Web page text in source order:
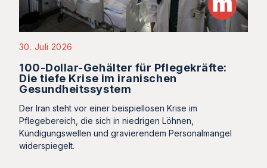
30. Juli 2026
100-Dollar-Gehälter für Pflegekräfte:
Die tiefe Krise im iranischen
Gesundheitssystem
Der Iran steht vor einer beispiellosen Krise im
Pflegebereich, die sich in niedrigen Löhnen,
Kündigungswellen und gravierendem Personalmangel
widerspiegelt.